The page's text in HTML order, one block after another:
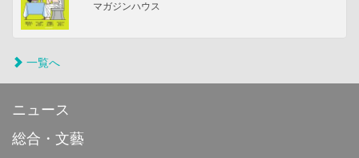
マガジンハウス
一覧へ
ニュース
総合・文藝